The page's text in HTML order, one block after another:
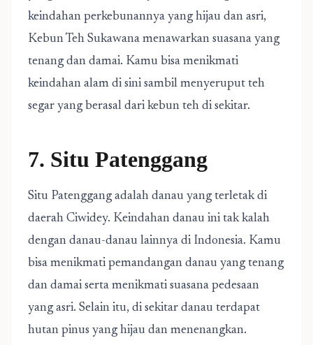
keindahan perkebunannya yang hijau dan asri,
Kebun Teh Sukawana menawarkan suasana yang
tenang dan damai. Kamu bisa menikmati
keindahan alam di sini sambil menyeruput teh
segar yang berasal dari kebun teh di sekitar.
7. Situ Patenggang
Situ Patenggang adalah danau yang terletak di
daerah Ciwidey. Keindahan danau ini tak kalah
dengan danau-danau lainnya di Indonesia. Kamu
bisa menikmati pemandangan danau yang tenang
dan damai serta menikmati suasana pedesaan
yang asri. Selain itu, di sekitar danau terdapat
hutan pinus yang hijau dan menenangkan.